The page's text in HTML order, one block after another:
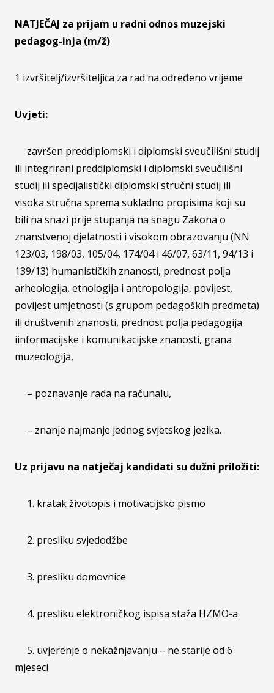
NATJEČAJ za prijam u radni odnos muzejski
pedagog-inja (m/ž)
1 izvršitelj/izvršiteljica za rad na određeno vrijeme
Uvjeti:
završen preddiplomski i diplomski sveučilišni studij
ili integrirani preddiplomski i diplomski sveučilišni
studij ili specijalistički diplomski stručni studij ili
visoka stručna sprema sukladno propisima koji su
bili na snazi prije stupanja na snagu Zakona o
znanstvenoj djelatnosti i visokom obrazovanju (NN
123/03, 198/03, 105/04, 174/04 i 46/07, 63/11, 94/13 i
139/13) humanističkih znanosti, prednost polja
arheologija, etnologija i antropologija, povijest,
povijest umjetnosti (s grupom pedagoških predmeta)
ili društvenih znanosti, prednost polja pedagogija
iinformacijske i komunikacijske znanosti, grana
muzeologija,
– poznavanje rada na računalu,
– znanje najmanje jednog svjetskog jezika.
Uz prijavu na natječaj kandidati su dužni priložiti:
1. kratak životopis i motivacijsko pismo
2. presliku svjedodžbe
3. presliku domovnice
4. presliku elektroničkog ispisa staža HZMO-a
5. uvjerenje o nekažnjavanju – ne starije od 6
mjeseci